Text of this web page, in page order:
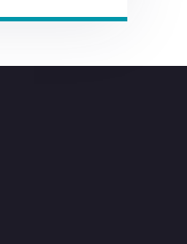
protilátky EMA